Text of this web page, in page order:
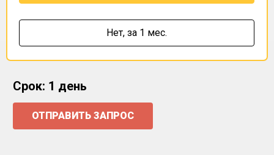
Нет, за 1 мес.
Срок: 1 день
ОТПРАВИТЬ ЗАПРОС